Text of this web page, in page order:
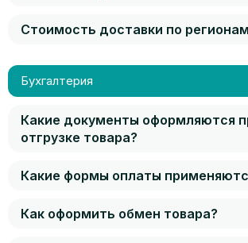
Стоимость доставки по
Бухгалтерия
Какие документы оформляются
отгрузке товара?
Какие формы оплаты
Как оформить обмен товара?